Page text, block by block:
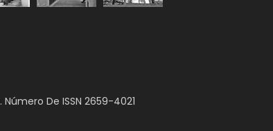
. Número De ISSN 2659-4021